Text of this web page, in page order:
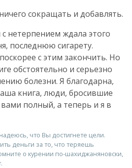
сокращать и добавлять.
с нетерпением ждала этого
последнюю сигарету.
с этим закончить. Но
обстоятельно и серьезно
болезни. Я благодарна,
книга, люди, бросившие
полный, а теперь и я в
что Вы достигнете цели.
деньги за то, что теряешь
о курении по-шахиджаняновски,